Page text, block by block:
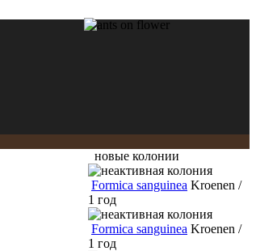
новые колонии
Formica sanguinea Kroenen /
1 год
Formica sanguinea Kroenen /
1 год